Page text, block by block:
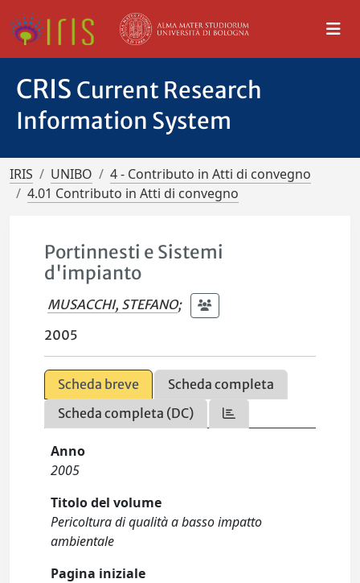
CRIS Current Research
Information System
IRIS UNIBO
4 - Contributo in Atti di convegno
4.01 Contributo in Atti di convegno
Portinnesti e Sistemi
d'impianto
MUSACCHI, STEFANO;
2005
Scheda breve
Scheda completa
Scheda completa (DC)
Anno
2005
Titolo del volume
Pericoltura di qualità a basso impatto
ambientale
Pagina iniziale